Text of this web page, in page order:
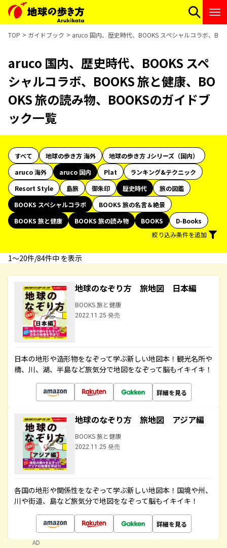
TOP ガイドブック aruco 国内、歴史時代、BOOKS スペシャルコラボ、
aruco 国内、歴史時代、BOOKS スペ
シャルコラボ、BOOKS 旅と健康、BO
OKS 旅の読み物、BOOKSのガイドブ
ック一覧
すべて 地球の歩き方 海外
地球の歩き方 Jシリーズ（国内）
aruco 海外
aruco 国内 Plat
ランキング&テクニック
Resort Style
島旅 御朱印 歴史時代
旅の図鑑
BOOKS スペシャルコラボ
BOOKS 旅の名言＆絶景
BOOKS 旅と健康
BOOKS 旅の読み物 BOOKS
D-Books
絞り込み条件を追加
1〜20件/84件中 を表示
地球のなぞり方 旅地図 日本編
BOOKS 旅と健康
2022.11.25 発売
日本の地形や造形物をなぞって学ぶ新しい地図本！観光名所や
橋、川、湖、半島など旅気分で地図をなぞって脳もイキイキ！
詳細を見る
地球のなぞり方 旅地図 アジア編
BOOKS 旅と健康
2022.11.25 発売
各国の地形や関係性をなぞって学ぶ新しい地図本！国境や州、
川や街道、島など旅気分で地図をなぞって脳もイキイキ！
詳細を見る
AD